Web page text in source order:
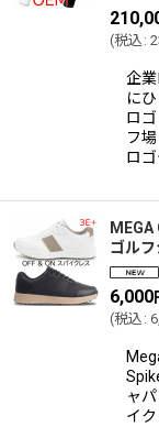
(税込 :
企
に
ロ
フ
ロ
ゴルフ
6,000
(税込 :
ャ
イ